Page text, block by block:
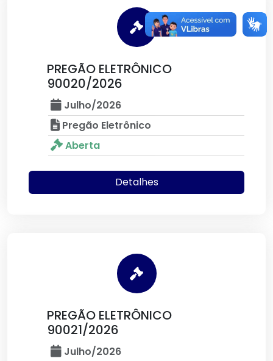
PREGÃO ELETRÔNICO
90020/2026
Julho/2026
Pregão Eletrônico
Aberta
Detalhes
PREGÃO ELETRÔNICO
90021/2026
Julho/2026